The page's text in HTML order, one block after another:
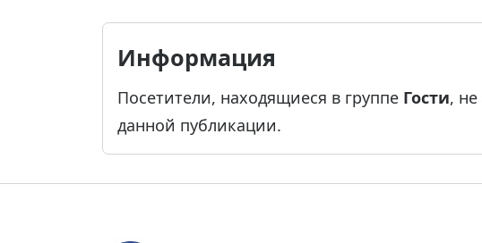
Информация
Посетители, находящиеся в группе Гости,
данной публикации.